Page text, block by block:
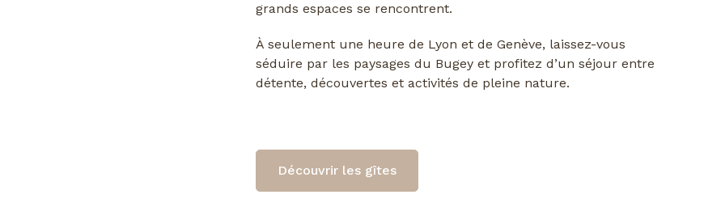
grands espaces se rencontrent.
À seulement une heure de Lyon et de Genève, laissez-vous
séduire par les paysages du Bugey et profitez d’un séjour entre
détente, découvertes et activités de pleine nature.
Découvrir les gîtes